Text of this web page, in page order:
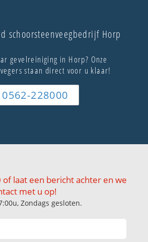
schoorsteenveegbedrijf Horp
gevelreiniging in Horp? Onze
staan direct voor u klaar!
0562-228000
laat een bericht achter en we
met u op!
Zondags gesloten.